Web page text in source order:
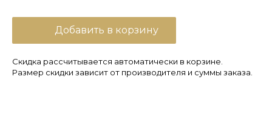
Добавить в корзину
Скидка рассчитывается автоматически в корзине.
Размер скидки зависит от производителя и суммы заказа.